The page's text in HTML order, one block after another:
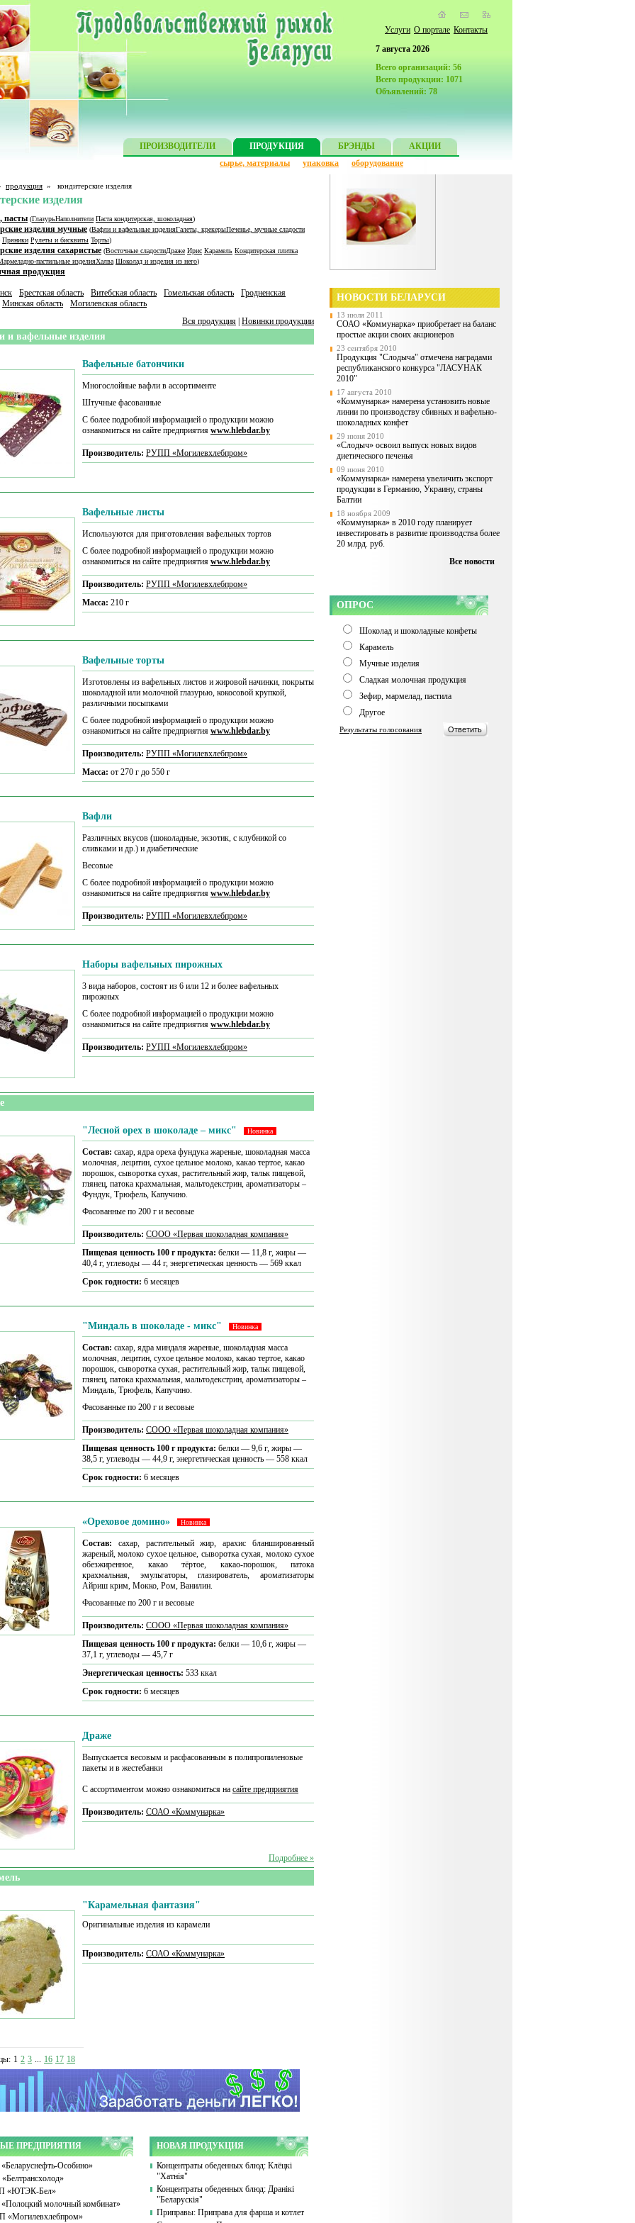
7 августа 2026
Всего организаций: 56
Всего продукции: 1071
Объявлений: 78
ПРОИЗВОДИТЕЛИ ПРОДУКЦИЯ БРЭНДЫ
АКЦИИ
сырье, материалы
упаковка оборудование
Услуги О портале Контакты
продукция » кондитерские изделия
изделия
пасты (ГлазурьНаполнители Паста кондитерская, шоколадная)
изделия мучные (Вафли и вафельные изделияГалеты, крекерыПеченье, мучные сладости
Пряники Рулеты и бисквиты Торты)
изделия сахаристые (Восточные сладостиДраже Ирис Карамель Кондитерская плитка
пастильные изделияХалва Шоколад и изделия из него)
продукция
Брестская область Витебская область Гомельская область
Гродненская
Минская область
Могилевская область
Вся продукция Новинки продукции
и вафельные изделия
Вафельные батончики
Многослойные вафли в ассортименте
Штучные фасованные
С более подробной информацией о продукции можно
ознакомиться на сайте предприятия www.hlebdar.by
Производитель: РУПП «Могилевхлебпром»
Вафельные листы
Используются для приготовления вафельных тортов
С более подробной информацией о продукции можно
ознакомиться на сайте предприятия www.hlebdar.by
Производитель: РУПП «Могилевхлебпром»
Масса: 210 г
Вафельные торты
Изготовлены из вафельных листов и жировой начинки, покрыты
шоколадной или молочной глазурью, кокосовой крупкой,
различными посыпками
С более подробной информацией о продукции можно
ознакомиться на сайте предприятия www.hlebdar.by
Производитель: РУПП «Могилевхлебпром»
Масса: от 270 г до 550 г
Вафли
Различных вкусов (шоколадные, экзотик, с клубникой со
сливками и др.) и диабетические
Весовые
С более подробной информацией о продукции можно
ознакомиться на сайте предприятия www.hlebdar.by
Производитель: РУПП «Могилевхлебпром»
Наборы вафельных пирожных
3 вида наборов, состоят из 6 или 12 и более вафельных
пирожных
С более подробной информацией о продукции можно
ознакомиться на сайте предприятия www.hlebdar.by
Производитель: РУПП «Могилевхлебпром»
"Лесной орех в шоколаде – микс" Новинка
Состав: сахар, ядра ореха фундука жареные, шоколадная масса
молочная, лецитин, сухое цельное молоко, какао тертое, какао
порошок, сыворотка сухая, растительный жир, тальк пищевой,
глянец, патока крахмальная, мальтодекстрин, ароматизаторы –
Фундук, Трюфель, Капучино.
Фасованные по 200 г и весовые
Производитель: CООО «Первая шоколадная компания»
Пищевая ценность 100 г продукта: белки — 11,8 г, жиры —
40,4 г, углеводы — 44 г, энергетическая ценность — 569 ккал
Срок годности: 6 месяцев
"Миндаль в шоколаде - микс" Новинка
Состав: сахар, ядра миндаля жареные, шоколадная масса
молочная, лецитин, сухое цельное молоко, какао тертое, какао
порошок, сыворотка сухая, растительный жир, тальк пищевой,
глянец, патока крахмальная, мальтодекстрин, ароматизаторы –
Миндаль, Трюфель, Капучино.
Фасованные по 200 г и весовые
Производитель: CООО «Первая шоколадная компания»
Пищевая ценность 100 г продукта: белки — 9,6 г, жиры —
38,5 г, углеводы — 44,9 г, энергетическая ценность — 558 ккал
Срок годности: 6 месяцев
«Ореховое домино» Новинка
Состав: сахар, растительный жир, арахис бланшированный
жареный, молоко сухое цельное, сыворотка сухая, молоко сухое
обезжиренное, какао тёртое, какао-порошок, патока
крахмальная, эмульгаторы, глазирователь, ароматизаторы
Айриш крим, Мокко, Ром, Ванилин.
Фасованные по 200 г и весовые
Производитель: CООО «Первая шоколадная компания»
Пищевая ценность 100 г продукта: белки — 10,6 г, жиры —
37,1 г, углеводы — 45,7 г
Энергетическая ценность: 533 ккал
Срок годности: 6 месяцев
Драже
Выпускается весовым и расфасованным в полипропиленовые
пакеты и в жестебанки
С ассортиментом можно ознакомиться на сайте предприятия
Производитель: СОАО «Коммунарка»
Подробнее »
"Карамельная фантазия"
Оригинальные изделия из карамели
Производитель: СОАО «Коммунарка»
1 2 3 ... 16 17 18
ПРЕДПРИЯТИЯ
Особино»
«ЮТЭК-Бел»
молочный комбинат»
«Могилевхлебпром»
НОВАЯ ПРОДУКЦИЯ
Концентраты обеденных блюд: Клёцкі
"Хатнія"
Концентраты обеденных блюд: Дранікі
"Беларускія"
Приправы: Приправа для фарша и котлет
НОВОСТИ БЕЛАРУСИ
13 июля 2011
СОАО «Коммунарка» приобретает на баланс
простые акции своих акционеров
23 сентября 2010
Продукция "Слодыча" отмечена наградами
республиканского конкурса "ЛАСУНАК
2010"
17 августа 2010
«Коммунарка» намерена установить новые
линии по производству сбивных и вафельно-
шоколадных конфет
29 июня 2010
«Слодыч» освоил выпуск новых видов
диетического печенья
09 июня 2010
«Коммунарка» намерена увеличить экспорт
продукции в Германию, Украину, страны
Балтии
18 ноября 2009
«Коммунарка» в 2010 году планирует
инвестировать в развитие производства более
20 млрд. руб.
Все новости
ОПРОС
Шоколад и шоколадные конфеты
Карамель
Мучные изделия
Сладкая молочная продукция
Зефир, мармелад, пастила
Другое
Результаты голосования